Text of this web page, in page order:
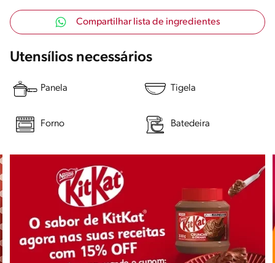
Compartilhar lista de ingredientes
Utensílios necessários
Panela Tigela
Forno Batedeira